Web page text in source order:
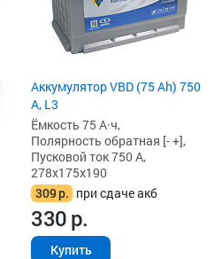
Аккумулятор VBD (75 Ah) 750
А, L3
Ёмкость 75 А·ч,
Полярность обратная [- +],
Пусковой ток 750 А,
278x175x190
309р. при сдаче акб
330р.
Купить